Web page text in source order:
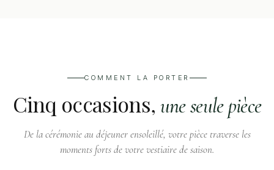
COMMENT LA PORTER
Cinq occasions, une seule pièce
De la cérémonie au déjeuner ensoleillé, votre pièce traverse les
moments forts de votre vestiaire de saison.
Cocktail privé
Réception en appartement
Dîner de gala
Première à
l'opéra
Réveillon
Mariage du soir